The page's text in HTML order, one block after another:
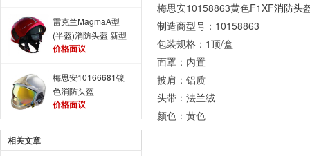
雷克兰MagmaA型
(半盔)消防头盔 新型
消防头盔
价格面议
梅思安10166681镍
色消防头盔
价格面议
相关文章
梅思安10158863黄色F1XF消防头
制造商型号：10158863
包装规格：1顶/盒
面罩：内置
披肩：铝质
头带：法兰绒
颜色：黄色